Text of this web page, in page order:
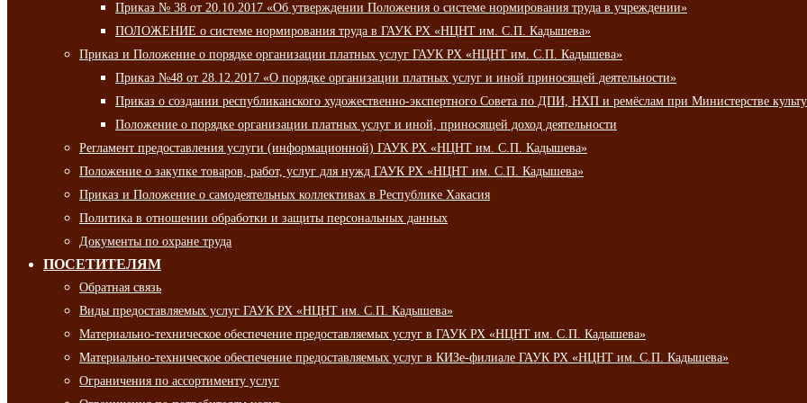
Приказ № 38 от 20.10.2017 «Об утверждении Положения о системе нормирования труда в учреждении»
ПОЛОЖЕНИЕ о системе нормирования труда в ГАУК РХ «НЦНТ им. С.П. Кадышева»
Приказ и Положение о порядке организации платных услуг ГАУК РХ «НЦНТ им. С.П. Кадышева»
Приказ №48 от 28.12.2017 «О порядке организации платных услуг и иной приносящей деятельности»
Приказ о создании республиканского художественно-экспертного Совета по ДПИ, НХП и ремёслам при Министерстве
Положение о порядке организации платных услуг и иной, приносящей доход деятельности
Регламент предоставления услуги (информационной) ГАУК РХ «НЦНТ им. С.П. Кадышева»
Положение о закупке товаров, работ, услуг для нужд ГАУК РХ «НЦНТ им. С.П. Кадышева»
Приказ и Положение о самодеятельных коллективах в Республике Хакасия
Политика в отношении обработки и защиты персональных данных
Документы по охране труда
ПОСЕТИТЕЛЯМ
Обратная связь
Виды предоставляемых услуг ГАУК РХ «НЦНТ им. С.П. Кадышева»
Материально-техническое обеспечение предоставляемых услуг в ГАУК РХ «НЦНТ им. С.П. Кадышева»
Материально-техническое обеспечение предоставляемых услуг в КИЗе-филиале ГАУК РХ «НЦНТ им. С.П. Кадышева»
Ограничения по ассортименту услуг